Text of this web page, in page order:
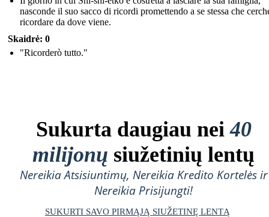
nasconde il suo sacco di ricordi promettendo a se stessa che
ricordare da dove viene.
Skaidrė: 0
"Ricorderò tutto."
Sukurta daugiau nei40
milijonų siužetinių lentų
Nereikia Atsisiuntimų, Nereikia Kredito Kortelės ir
Nereikia Prisijungti!
SUKURTI SAVO PIRMĄJĄ SIUŽETINĘ LENTĄ